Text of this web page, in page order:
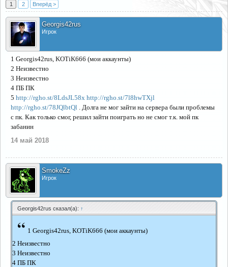
1 2 Вперёд >
Georgis42rus
Игрок
1 Georgis42rus, KOTiK666 (мои аккаунты)
2 Неизвестно
3 Неизвестно
4 ПБ ПК
5 http://rgho.st/8LdsJL58x http://rgho.st/7l8hwTXjl
http://rgho.st/78JQlbtQl . Долга не мог зайти на сервера были проблемы
с пк. Как только смог, решил зайти поиграть но не смог т.к. мой пк
забанин
14 май 2018
SmokeZz
Игрок
Georgis42rus сказал(а): ↑
“ 1 Georgis42rus, KOTiK666 (мои аккаунты)
2 Неизвестно
3 Неизвестно
4 ПБ ПК